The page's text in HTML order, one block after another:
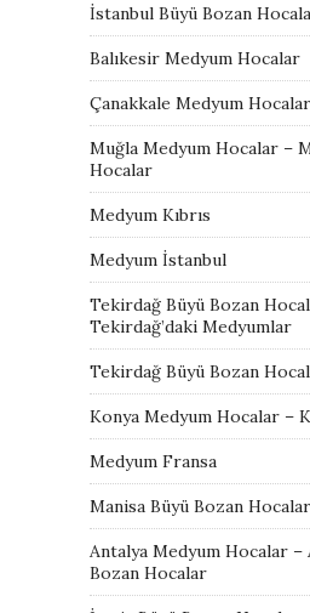
İstanbul Büyü Bozan
Balıkesir Medyum Hocalar
Çanakkale Medyum Hocalar
Muğla Medyum Hocalar –
Hocalar
Medyum Kıbrıs
Medyum İstanbul
Tekirdağ Büyü Bozan
Tekirdağ’daki Medyumlar
Tekirdağ Büyü Bozan
Konya Medyum Hocalar –
Medyum Fransa
Manisa Büyü Bozan Hocalar
Antalya Medyum Hocalar –
Bozan Hocalar